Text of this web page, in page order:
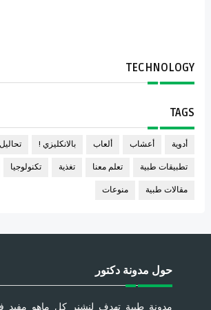
TECHNOLOGY
TAGS
أدوية أعشاب ألعاب بالانكليزي !
تطبيقات طبية تعلم معنا تغذية تكنولوجيا
مقالات طبية منوعات
حول مدونة دكتور
مدونة طبية تهدف لنشنر كل ماهو مفيد